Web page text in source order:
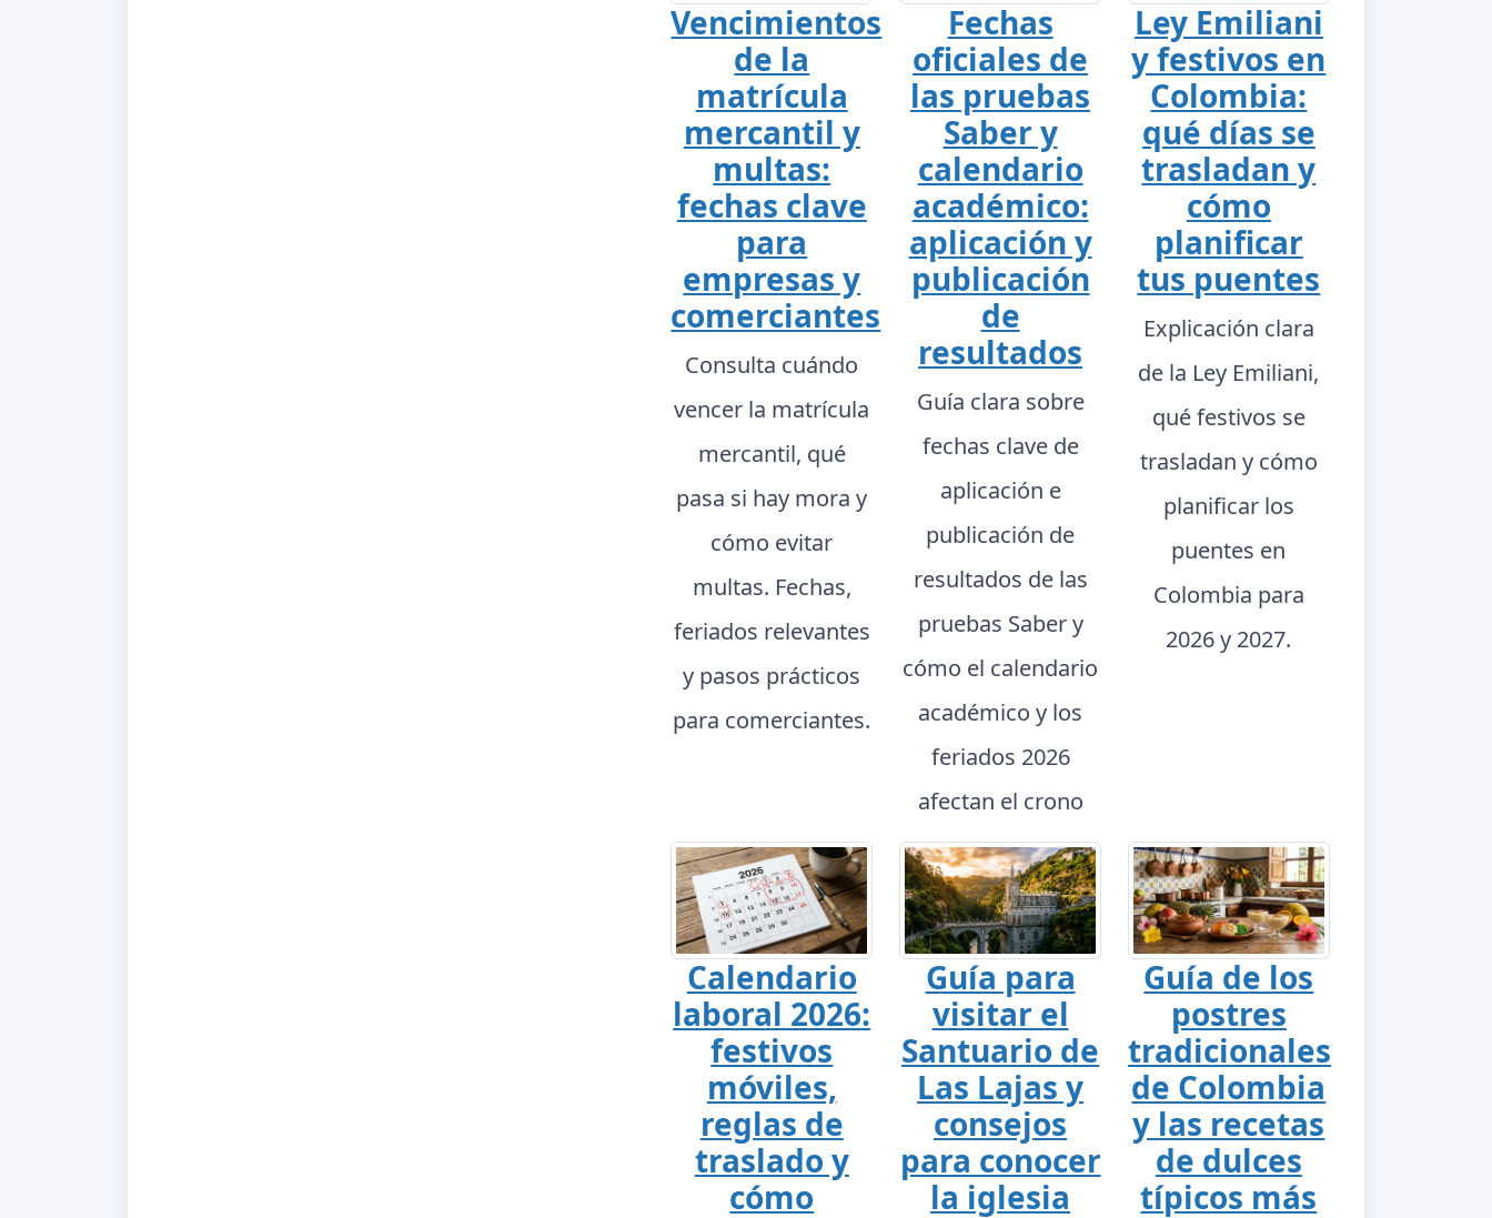
Vencimientos
de la
matrícula
mercantil y
multas:
fechas clave
para
empresas y
comerciantes
Consulta cuándo
vencer la matrícula
mercantil, qué
pasa si hay mora y
cómo evitar
multas. Fechas,
feriados relevantes
y pasos prácticos
para comerciantes.
Fechas
oficiales de
las pruebas
Saber y
calendario
académico:
aplicación y
publicación
de
resultados
Guía clara sobre
fechas clave de
aplicación e
publicación de
resultados de las
pruebas Saber y
cómo el calendario
académico y los
feriados 2026
afectan el crono
Ley Emiliani
y festivos en
Colombia:
qué días se
trasladan y
cómo
planificar
tus puentes
Explicación clara
de la Ley Emiliani,
qué festivos se
trasladan y cómo
planificar los
puentes en
Colombia para
2026 y 2027.
Calendario
laboral 2026:
festivos
móviles,
reglas de
traslado y
cómo
Guía para
visitar el
Santuario de
Las Lajas y
consejos
para conocer
la iglesia
Guía de los
postres
tradicionales
de Colombia
y las recetas
de dulces
típicos más